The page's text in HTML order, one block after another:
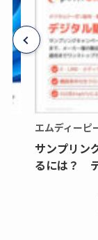
エムディーピ
サンプリン
るには？